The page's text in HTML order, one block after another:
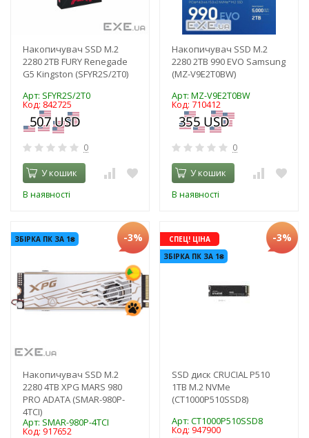
Накопичувач SSD M.2
2280 2TB FURY Renegade
G5 Kingston (SFYR2S/2T0)
Арт: SFYR2S/2T0
Код: 842725
0
У кошик
В наявності
Накопичувач SSD M.2
2280 2TB 990 EVO Samsung
(MZ-V9E2T0BW)
Арт: MZ-V9E2T0BW
Код: 710412
0
У кошик
В наявності
ЗБІРКА ПК ЗА 1₴ -3%
Накопичувач SSD M.2
2280 4TB XPG MARS 980
PRO ADATA (SMAR-980P-
4TCI)
Арт: SMAR-980P-4TCI
Код: 917652
СПЕЦ! ЦІНА
ЗБІРКА ПК ЗА 1₴
-3%
SSD диск CRUCIAL P510
1TB M.2 NVMe
(CT1000P510SSD8)
Арт: CT1000P510SSD8
Код: 947900